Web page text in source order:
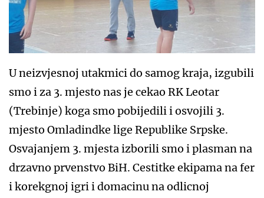
U neizvjesnoj utakmici do samog kraja, izgubili
smo i za 3. mjesto nas je cekao RK Leotar
(Trebinje) koga smo pobijedili i osvojili 3.
mjesto Omladindke lige Republike Srpske.
Osvajanjem 3. mjesta izborili smo i plasman na
drzavno prvenstvo BiH. Cestitke ekipama na fer
i korekgnoj igri i domacinu na odlicnoj